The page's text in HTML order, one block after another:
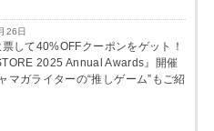
26日
票して40%OFFクーポンをゲット！
2025 Annual Awards』開催
マガライターの“推しゲーム”もご紹